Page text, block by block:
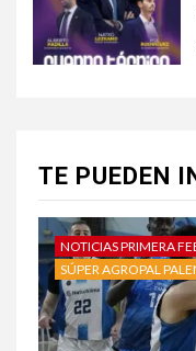
TE PUEDEN
NOTICIAS PRIMERA
SÚPER AGROPAL